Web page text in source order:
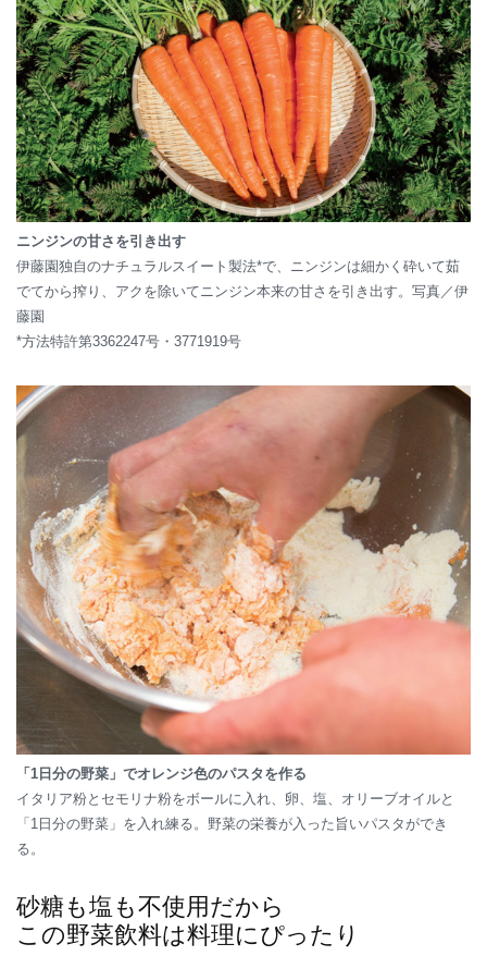
ニンジンの甘さを引き出す
伊藤園独自のナチュラルスイート製法*で、ニンジンは細かく砕いて茹
でてから搾り、アクを除いてニンジン本来の甘さを引き出す。写真／伊
藤園
*方法特許第3362247号・3771919号
「1日分の野菜」でオレンジ色のパスタを作る
イタリア粉とセモリナ粉をボールに入れ、卵、塩、オリーブオイルと
「1日分の野菜」を入れ練る。野菜の栄養が入った旨いパスタができ
る。
砂糖も塩も不使用だから
この野菜飲料は料理にぴったり